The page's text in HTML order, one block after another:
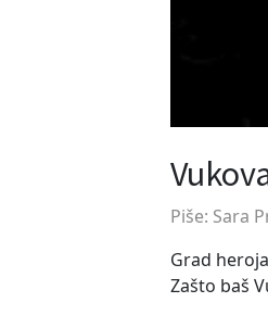
Piše: Sara
Grad
Zašto baš